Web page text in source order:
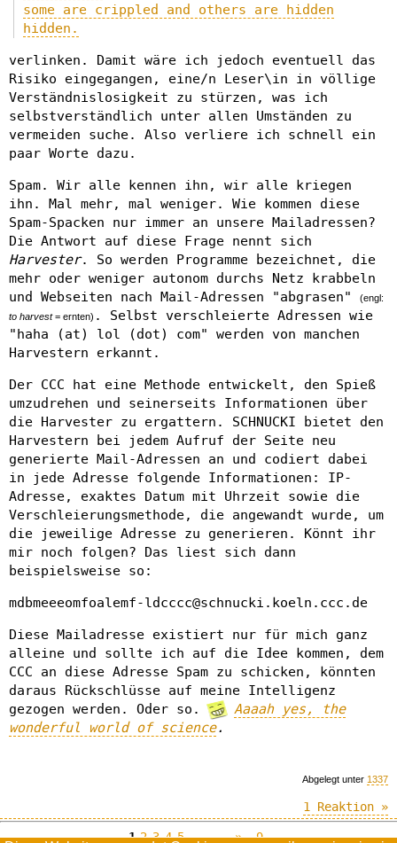
some are crippled and others are hidden
hidden.
verlinken. Damit wäre ich jedoch eventuell das
Risiko eingegangen, eine/n Leser\in in völlige
Verständnislosigkeit zu stürzen, was ich
selbstverständlich unter allen Umständen zu
vermeiden suche. Also verliere ich schnell ein
paar Worte dazu.
Spam. Wir alle kennen ihn, wir alle kriegen
ihn. Mal mehr, mal weniger. Wie kommen diese
Spam-Spacken nur immer an unsere Mailadressen?
Die Antwort auf diese Frage nennt sich
Harvester. So werden Programme bezeichnet, die
mehr oder weniger autonom durchs Netz krabbeln
und Webseiten nach Mail-Adressen "abgrasen"
(engl:
to harvest= ernten) . Selbst verschleierte Adressen wie
"haha (at) lol (dot) com" werden von manchen
Harvestern erkannt.
Der CCC hat eine Methode entwickelt, den Spieß
umzudrehen und seinerseits Informationen über
die Harvester zu ergattern. SCHNUCKI bietet den
Harvestern bei jedem Aufruf der Seite neu
generierte Mail-Adressen an und codiert dabei
in jede Adresse folgende Informationen: IP-
Adresse, exaktes Datum mit Uhrzeit sowie die
Verschleierungsmethode, die angewandt wurde, um
die jeweilige Adresse zu generieren. Könnt ihr
mir noch folgen? Das liest sich dann
beispielsweise so:
mdbmeeeomfoalemf-ldcccc@schnucki.koeln.ccc.de
Diese Mailadresse existiert nur für mich ganz
alleine und sollte ich auf die Idee kommen, dem
CCC an diese Adresse Spam zu schicken, könnten
daraus Rückschlüsse auf meine Intelligenz
gezogen werden. Oder so.
Aaaah yes, the
wonderful world of science.
Abgelegt unter 1337
1 Reaktion »
1 2 3 4 5 … --» 9